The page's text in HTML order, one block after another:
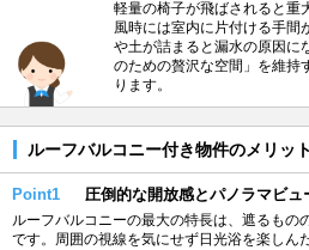
軽量の椅子が飛ばされると重
風時には室内に片付ける手間
や土が詰まると漏水の原因に
のための贅沢な空間」を維持
ります。
ルーフバルコニー付き物件のメリット
Point1 圧倒的な開放感とパノラマビュ
ルーフバルコニーの最大の特長は、遮るもの
です。周囲の視線を気にせず日光浴を楽しん